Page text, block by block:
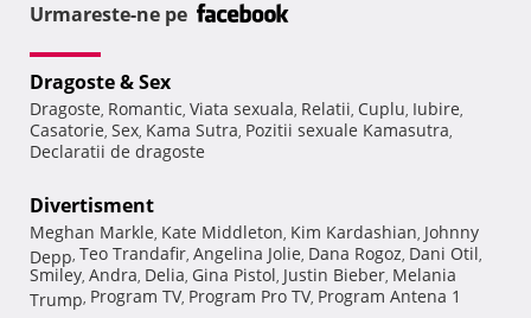
Urmareste-ne pe
Dragoste & Sex
Dragoste, Romantic, Viata sexuala, Relatii, Cuplu, Iubire,
Casatorie, Sex, Kama Sutra, Pozitii sexuale Kamasutra,
Declaratii de dragoste
Divertisment
Meghan Markle, Kate Middleton, Kim Kardashian, Johnny
Depp, Teo Trandafir, Angelina Jolie, Dana Rogoz, Dani Otil,
Smiley, Andra, Delia, Gina Pistol, Justin Bieber, Melania
Trump, Program TV, Program Pro TV, Program Antena 1